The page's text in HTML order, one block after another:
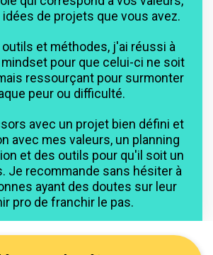
de projets que vous avez.
et méthodes, j'ai réussi à
pour que celui-ci ne soit
ressourçant pour surmonter
peur ou difficulté.
avec un projet bien défini et
avec mes valeurs, un planning
et des outils pour qu'il soit un
Je recommande sans hésiter à
ayant des doutes sur leur
pro de franchir le pas.